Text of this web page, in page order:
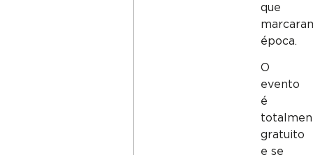
que
época.
O
evento
é
gratuito
e se